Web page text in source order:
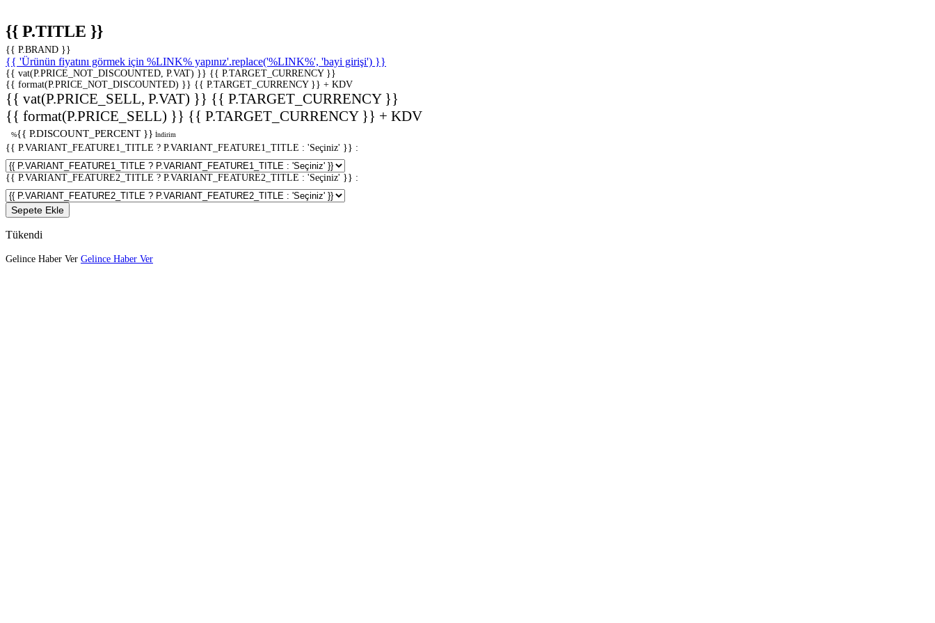
{{ P.TITLE }}
{{ P.BRAND }}
{{ 'Ürünün fiyatını görmek için %LINK% yapınız'.replace('%LINK%', 'bayi girişi') }}
{{ vat(P.PRICE_NOT_DISCOUNTED, P.VAT) }} {{ P.TARGET_CURRENCY }}
{{ format(P.PRICE_NOT_DISCOUNTED) }} {{ P.TARGET_CURRENCY }} + KDV
{{ vat(P.PRICE_SELL, P.VAT) }} {{ P.TARGET_CURRENCY }}
{{ format(P.PRICE_SELL) }} {{ P.TARGET_CURRENCY }} + KDV
%{{ P.DISCOUNT_PERCENT }} İndirim
{{ P.VARIANT_FEATURE1_TITLE ? P.VARIANT_FEATURE1_TITLE : 'Seçiniz' }} :
{{ P.VARIANT_FEATURE2_TITLE ? P.VARIANT_FEATURE2_TITLE : 'Seçiniz' }} :
Sepete Ekle
Tükendi
Gelince Haber Ver Gelince Haber Ver